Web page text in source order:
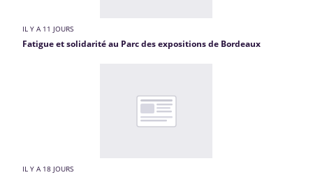
IL Y A 11 JOURS
Fatigue et solidarité au Parc des expositions de Bordeaux
IL Y A 18 JOURS